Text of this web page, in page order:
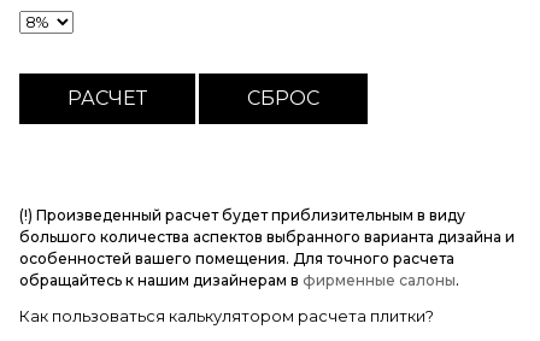
(!) Произведенный расчет будет приблизительным в виду
большого количества аспектов выбранного варианта дизайна и
особенностей вашего помещения. Для точного расчета
обращайтесь к нашим дизайнерам в фирменные салоны.
Как пользоваться калькулятором расчета плитки?